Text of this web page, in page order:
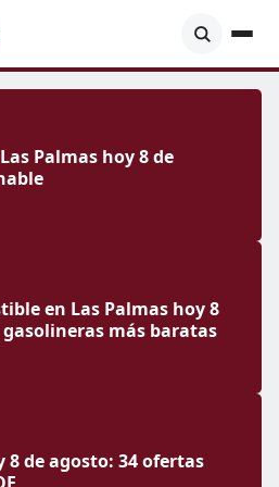
Palmas hoy 8 de
en Las Palmas hoy 8
más baratas
8 de agosto: 34 ofertas